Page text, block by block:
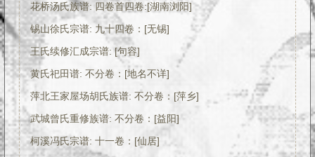
花桥汤氏族谱: 四卷首四卷:[湖南浏阳]
锡山徐氏宗谱: 九十四卷：[无锡]
王氏续修汇成宗谱: [句容]
黄氏祀田谱: 不分卷：[地名不详]
萍北王家屋场胡氏族谱: 不分卷：[萍乡]
武城曾氏重修族谱: 不分卷：[益阳]
柯溪冯氏宗谱: 十一卷：[仙居]